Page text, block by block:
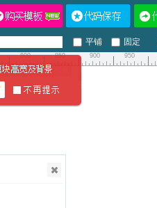
平铺 固定
800 850 900 950